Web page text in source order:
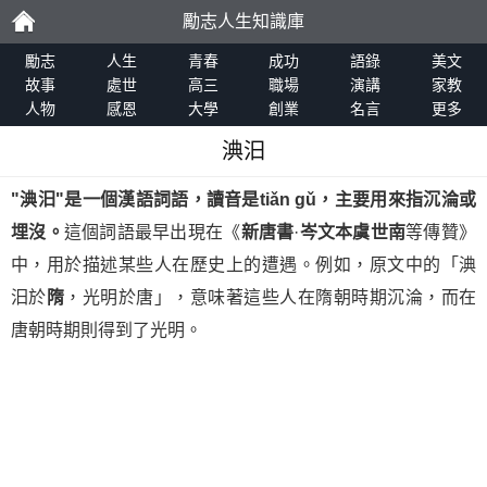
勵
志
勵志人生知識庫
勵志 人生 青春 成功 語錄
美文
故事
處世 高三 職場 演講
家教
人物
感恩 大學 創業 名言 更多
淟汩
"淟汩"是一個漢語詞語，讀音是tiǎn gǔ，主要用來指沉淪或
埋沒。 這個詞語最早出現在《新唐書·岑文本虞世南等傳贊》
中，用於描述某些人在歷史上的遭遇。例如，原文中的「淟
汩於 隋 ，光明於唐」，意味著這些人在隋朝時期沉淪，而在
唐朝時期則得到了光明。